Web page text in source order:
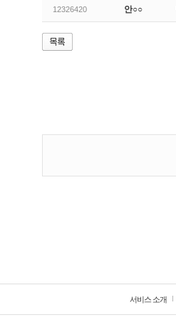
12326420 안○○
서비스 소개